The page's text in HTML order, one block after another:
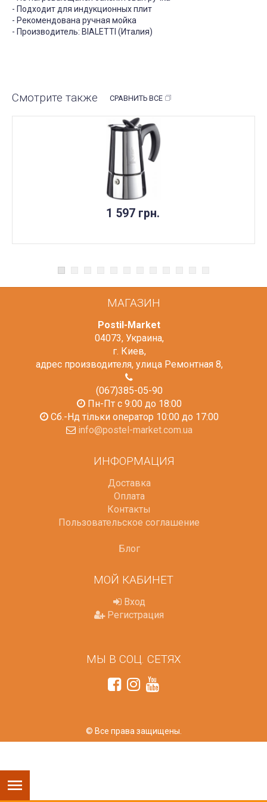
- Подходит для индукционных плит
- Рекомендована ручная мойка
- Производитель: BIALETTI (Италия)
Смотрите также СРАВНИТЬ ВСЕ
1 597 грн.
МАГАЗИН
Postil-Market
04073, Украина,
г. Киев,
адрес производителя, улица Ремонтная 8,
(067)385-05-90
Пн-Пт с 9:00 до 18:00
Сб.-Нд тільки оператор 10:00 до 17:00
info@postel-market.com.ua
ИНФОРМАЦИЯ
Доставка
Оплата
Контакты
Пользовательское соглашение
Блог
МОЙ КАБИНЕТ
Вход
Регистрация
МЫ В СОЦ. СЕТЯХ
© Все права защищены.